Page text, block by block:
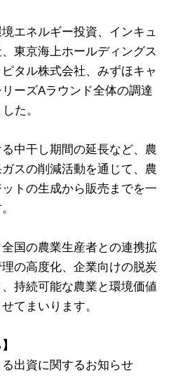
エネルギー投資、インキュ
東京海上ホールディングス
タル株式会社、みずほキャ
ーズAラウンド全体の調達
た。
中干し期間の延長など、農
スの削減活動を通じて、農
トの生成から販売までを一
国の農業生産者との連携拡
の高度化、企業向けの脱炭
持続可能な農業と環境価値
てまいります。
出資に関するお知らせ